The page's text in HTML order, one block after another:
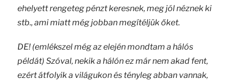
ehelyett rengeteg pénzt keresnek, meg jól néznek ki
stb., ami miatt még jobban megítéljük őket.
DE! (emlékszel még az elején mondtam a hálós
példát) Szóval, nekik a hálón ez már nem akad fent,
ezért átfolyik a világukon és tényleg abban vannak,